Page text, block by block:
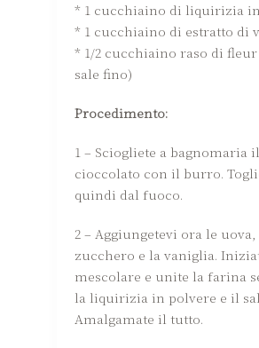
* 1 cucchiaino di liquirizia
* 1 cucchiaino di estratto di
* 1/2 cucchiaino raso di fleur
sale fino)
Procedimento:
1 – Sciogliete a bagnomaria il
cioccolato con il burro.
quindi dal fuoco.
2 – Aggiungetevi ora le
zucchero e la vaniglia.
mescolare e unite la farina
la liquirizia in polvere e il
Amalgamate il tutto.